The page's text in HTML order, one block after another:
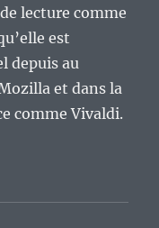
lecture comme
est
depuis au
et dans la
comme Vivaldi.